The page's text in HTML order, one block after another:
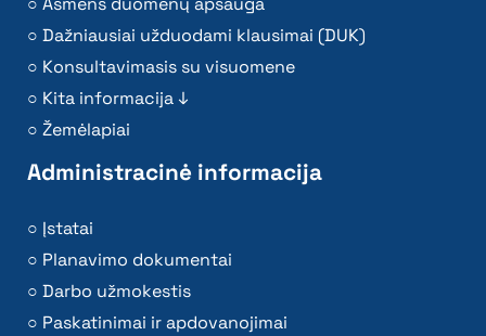
Dažniausiai užduodami klausimai (DUK)
Konsultavimasis su visuomene
Kita informacija ↓
Žemėlapiai
Administracinė informacija
Įstatai
Planavimo dokumentai
Darbo užmokestis
Paskatinimai ir apdovanojimai